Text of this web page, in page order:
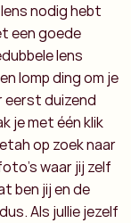
nodig hebt
een goede
lens
lomp ding om je
eerst duizend
je met één klik
op zoek naar
waar jij zelf
ben jij en de
Als jullie jezelf